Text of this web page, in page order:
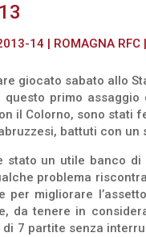
14 | ROMAGNA RFC
giocato sabato allo
primo
il Colorno, sono stati
battuti con un
stato un utile banco
problema
per migliorare
da tenere in
7 partite senza